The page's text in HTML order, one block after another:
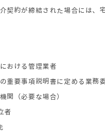
契約が締結された場合には、
おける管理業者
重要事項説明書に定める業務
関（必要な場合）
者